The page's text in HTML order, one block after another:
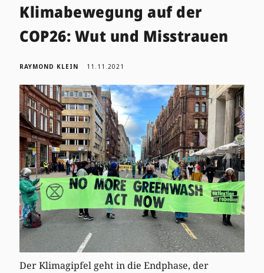
Klimabewegung auf der
COP26: Wut und Misstrauen
RAYMOND KLEIN 11.11.2021
Der Klimagipfel geht in die Endphase, der